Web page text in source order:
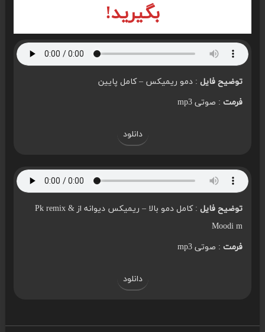
بگیرید!
توضیح فایل: دمو ریمیکس – کامل پایین
فرمت: صوتی mp3
دانلود
توضیح فایل
: کامل دمو بالا – ریمیکس دیوانه از Pk remix &
Moodi m
فرمت: صوتی mp3
دانلود